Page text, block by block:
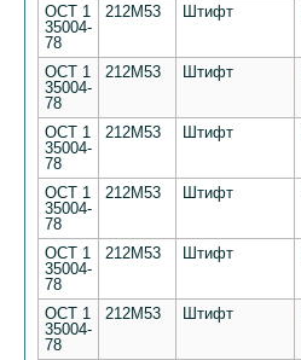
ОСТ 1
35004-
78
212М53 Штифт
ОСТ 1
35004-
78
212М53 Штифт
ОСТ 1
35004-
78
212М53 Штифт
ОСТ 1
35004-
78
212М53 Штифт
ОСТ 1
35004-
78
212М53 Штифт
ОСТ 1
35004-
78
212М53 Штифт